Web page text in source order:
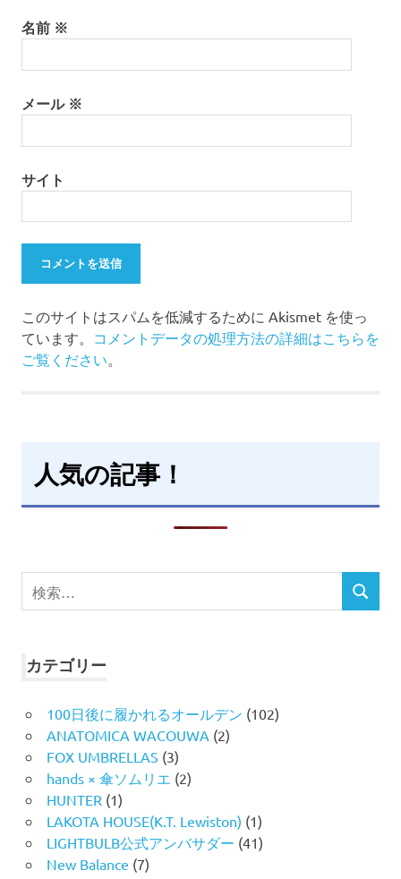
名前 ※
メール ※
サイト
このサイトはスパムを低減するために Akismet を使っ
ています。 コメントデータの処理方法の詳細はこちらを
ご覧ください。
人気の記事！
検
索
検
カテゴリー
100日後に履かれるオールデン (102)
ANATOMICA WACOUWA (2)
FOX UMBRELLAS (3)
hands × 傘ソムリエ (2)
HUNTER (1)
LAKOTA HOUSE(K.T. Lewiston) (1)
LIGHTBULB公式アンバサダー (41)
New Balance (7)